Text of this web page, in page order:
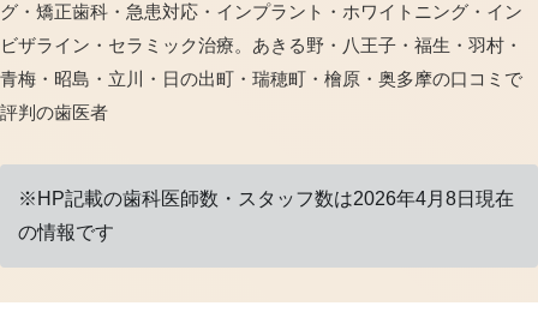
グ・矯正歯科・急患対応・インプラント・ホワイトニング・イン
ビザライン・セラミック治療。あきる野・八王子・福生・羽村・
青梅・昭島・立川・日の出町・瑞穂町・檜原・奥多摩の口コミで
評判の歯医者
※HP記載の歯科医師数・スタッフ数は2026年4月8日現在
の情報です